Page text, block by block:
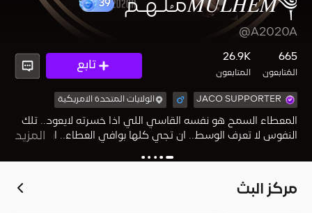
𝑀𝑈𝐿𝐻𝐸𝑀༆مـُلُـهـم
@A2020A
665
المُتابعون
26.9K
المتابعون
تابع
JACO SUPPORTER الولايات المتحدة الامريكية
المعطاء السمح هو نفسه القاسي اللي اذا خسرته لايعود.. تلك
النفوس لا تعرف الوسط.. ان تجي كلها بوافي العطاء.. او تروح
المزيد
مركز البث